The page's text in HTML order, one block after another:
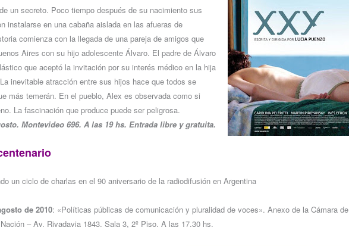
un secreto. Poco tiempo después de su nacimiento sus
instalarse en una cabaña aislada en las afueras de
comienza con la llegada de una pareja de amigos que
Aires con su hijo adolescente Álvaro. El padre de Álvaro
que aceptó la invitación por su interés médico en la hija
inevitable atracción entre sus hijos hace que todos se
más temerán. En el pueblo, Alex es observada como si
La fascinación que produce puede ser peligrosa.
Montevideo 696. A las 19 hs. Entrada libre y gratuita.
un ciclo de charlas en el 90 aniversario de la radiodifusión en Argentina
de 2010: «Políticas públicas de comunicación y pluralidad de voces». Anexo de la Cámara de
– Av. Rivadavia 1843. Sala 3, 2º Piso. A las 17.30 hs.